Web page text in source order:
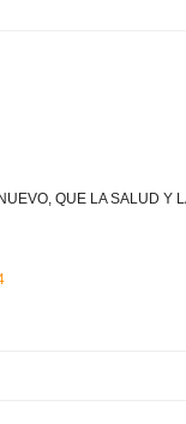
QUE LA SALUD Y